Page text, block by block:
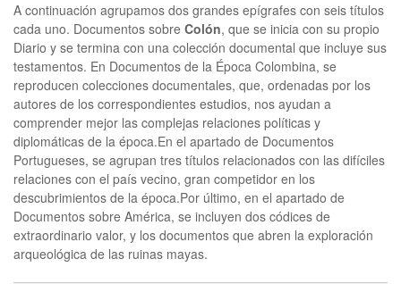
A continuación agrupamos dos grandes epígrafes con seis títulos
cada uno. Documentos sobre Colón, que se inicia con su propio
Diario y se termina con una colección documental que incluye sus
testamentos. En Documentos de la Época Colombina, se
reproducen colecciones documentales, que, ordenadas por los
autores de los correspondientes estudios, nos ayudan a
comprender mejor las complejas relaciones políticas y
diplomáticas de la época.En el apartado de Documentos
Portugueses, se agrupan tres títulos relacionados con las difíciles
relaciones con el país vecino, gran competidor en los
descubrimientos de la época.Por último, en el apartado de
Documentos sobre América, se incluyen dos códices de
extraordinario valor, y los documentos que abren la exploración
arqueológica de las ruinas mayas.